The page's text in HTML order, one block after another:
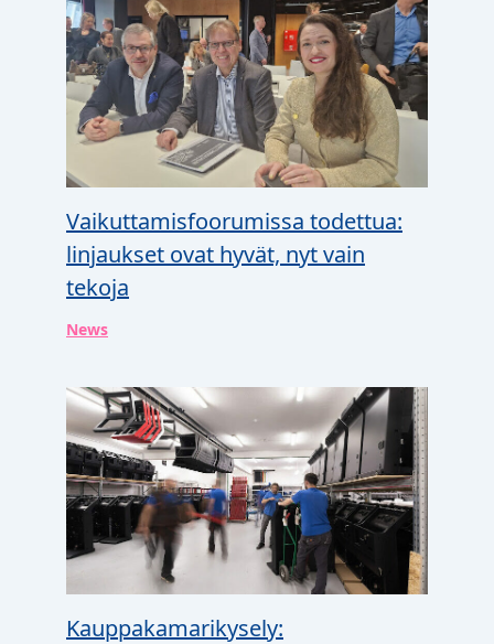
Vaikuttamisfoorumissa todettua:
linjaukset ovat hyvät, nyt vain
tekoja
News
Kauppakamarikysely: